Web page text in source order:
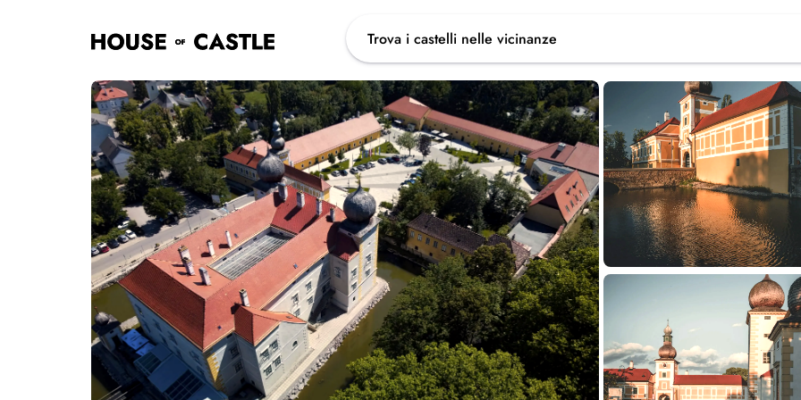
Trova i castelli nelle vicinanze